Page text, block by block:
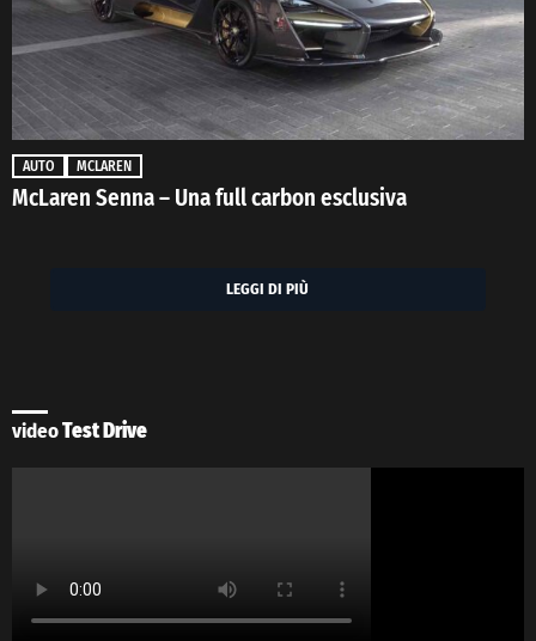
AUTO MCLAREN
McLaren Senna – Una full carbon esclusiva
LEGGI DI PIÙ
videoTest Drive